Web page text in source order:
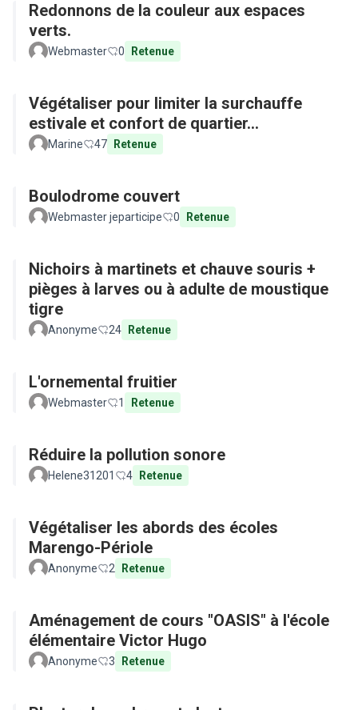
Redonnons de la couleur aux espaces
verts.
Webmaster 0 Retenue
Végétaliser pour limiter la surchauffe
estivale et confort de quartier...
Marine 47 Retenue
Boulodrome couvert
Webmaster jeparticipe 0 Retenue
Nichoirs à martinets et chauve souris +
pièges à larves ou à adulte de moustique
tigre
Anonyme 24 Retenue
L'ornemental fruitier
Webmaster 1 Retenue
Réduire la pollution sonore
Helene31201 4 Retenue
Végétaliser les abords des écoles
Marengo-Périole
Anonyme 2 Retenue
Aménagement de cours "OASIS" à l'école
élémentaire Victor Hugo
Anonyme 3 Retenue